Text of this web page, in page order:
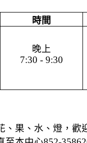
時間
晚上
7:30 - 9:30
、果、水、燈，歡